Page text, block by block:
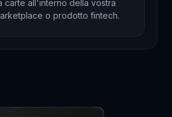
carte all'interno della vostra
o prodotto fintech.